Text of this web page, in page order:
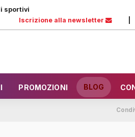
sportivi
Iscrizione alla newsletter
PROMOZIONI BLOG